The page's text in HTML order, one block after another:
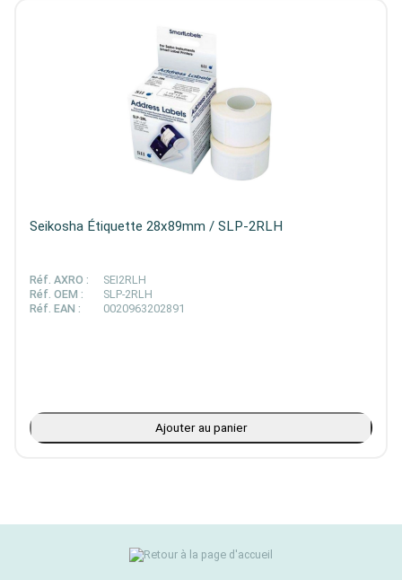
Seikosha Étiquette 28x89mm / SLP-2RLH
Réf. AXRO :
SEI2RLH
Réf. OEM :
SLP-2RLH
Réf. EAN :
0020963202891
Ajouter au panier